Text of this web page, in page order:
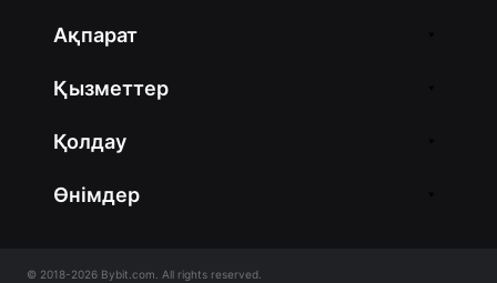
Ақпарат
Қызметтер
Қолдау
Өнімдер
© 2018-2026 Bybit.com. All rights reserved.